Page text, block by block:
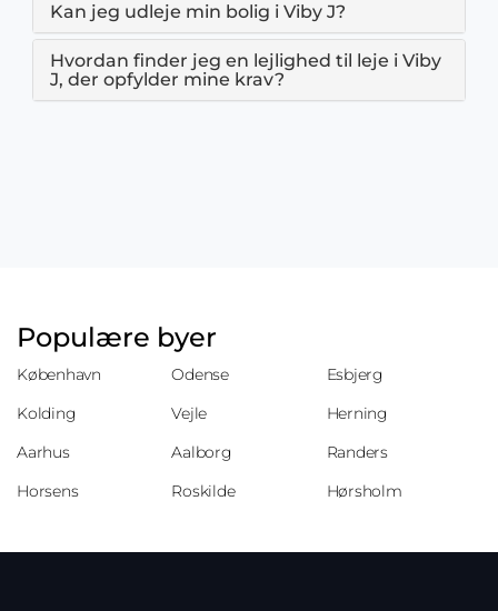
Kan jeg udleje min bolig i Viby J?
Hvordan finder jeg en lejlighed til leje i Viby
J, der opfylder mine krav?
Populære byer
København Odense
Esbjerg
Kolding
Vejle
Herning
Aarhus
Aalborg
Randers
Horsens
Roskilde Hørsholm